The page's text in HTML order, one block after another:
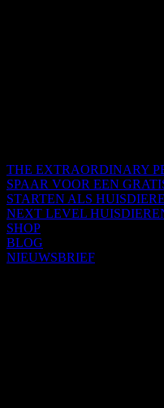
THE EXTRAORDINARY
SPAAR VOOR EEN
STARTEN ALS
NEXT LEVEL
SHOP
BLOG
NIEUWSBRIEF